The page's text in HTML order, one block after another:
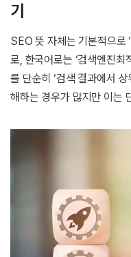
기
SEO 뜻 자체는 기본적으
로, 한국어로는 ‘검색엔진
를 단순히 ‘검색 결과에서
해하는 경우가 많지만 이는